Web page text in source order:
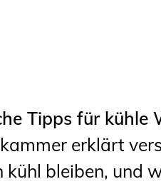
Programm
Tipps für kühle
erklärt
kühl bleiben, und